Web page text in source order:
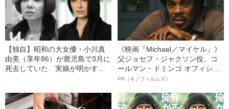
【独自】昭和の大女優・小川真
由美（享年86）が鹿児島で3月に
死去していた 実娘が明かす
《映画『Michael／マイケル』》
父ジョセフ・ジャクソン役、コ
ールマン・ドミンゴ オフィシャ
ルインタビュー“観客を魅了した
語る”《日本興収70億円突破》
PR（キノフィルムズ）